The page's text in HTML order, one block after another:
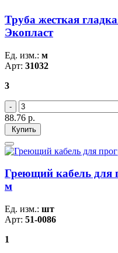
Труба жесткая
Экопласт
Ед. изм.: м
Арт: 31032
3
88.76 р.
Купить
Греющий кабель для
м
Ед. изм.: шт
Арт: 51-0086
1